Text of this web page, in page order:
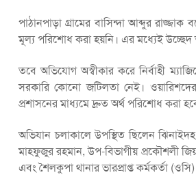
পাঠানপাড়া গ্রামের বাসিন্দা আব্দুর
মূল্য পরিশোধ করা হয়নি। এর মধ্যেই
তবে অভিযোগ অস্বীকার করে নির্বাহী
সরকারি কোনো জটিলতা নেই।
প্রশাসনের মাধ্যমে দ্রুত অর্থ পরিশোধ করা
অভিযান চলাকালে উপস্থিত ছিলেন
মাহফুজুর রহমান, উপ-বিভাগীয় প্রকৌশলী
এবং শৈলকুপা থানার ভারপ্রাপ্ত কর্মকর্তা